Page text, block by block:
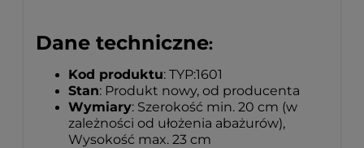
Dane techniczne:
Kod produktu: TYP:1601
Stan: Produkt nowy, od producenta
Wymiary: Szerokość min. 20 cm (w
zależności od ułożenia abażurów),
Wysokość max. 23 cm